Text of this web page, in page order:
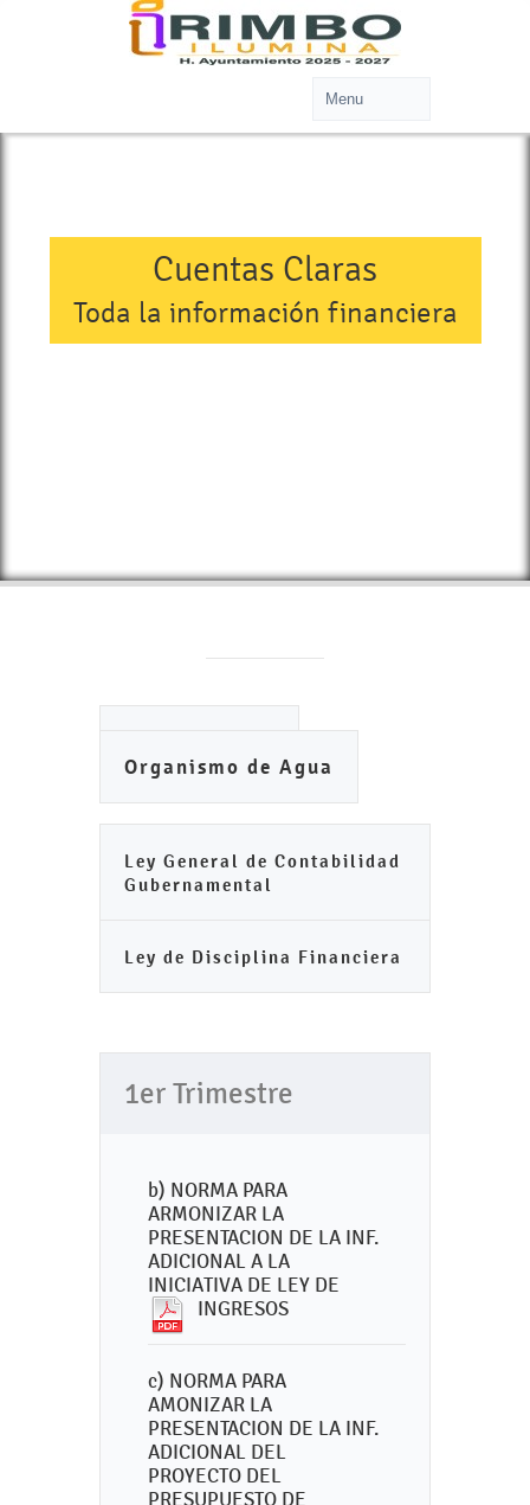
Cuentas Claras
Toda la información financiera
Organismo de Agua
Ley General de Contabilidad
Gubernamental
Ley de Disciplina Financiera
1er Trimestre
b) NORMA PARA
ARMONIZAR LA
PRESENTACION DE LA INF.
ADICIONAL A LA
INICIATIVA DE LEY DE
INGRESOS
c) NORMA PARA
AMONIZAR LA
PRESENTACION DE LA INF.
ADICIONAL DEL
PROYECTO DEL
PRESUPUESTO DE